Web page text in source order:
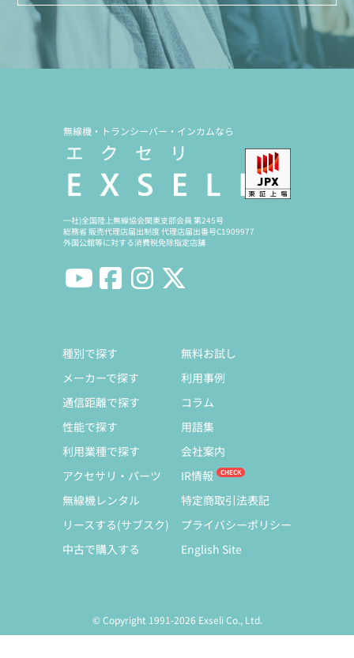
無線機・トランシーバー・インカムなら
一社)全国陸上無線協会関東支部会員 第245号
総務省 販売代理店届出制度 代理店届出番号C1909977
外国公館等に対する消費税免除指定店舗
種別で探す
メーカーで探す
通信距離で探す
性能で探す
利用業種で探す
アクセサリ・パーツ
無線機レンタル
リースする(サブスク)
中古で購入する
無料お試し
利用事例
コラム
用語集
会社案内
IR情報
特定商取引法表記
プライバシーポリシー
English Site
© Copyright 1991-2026 Exseli Co., Ltd.